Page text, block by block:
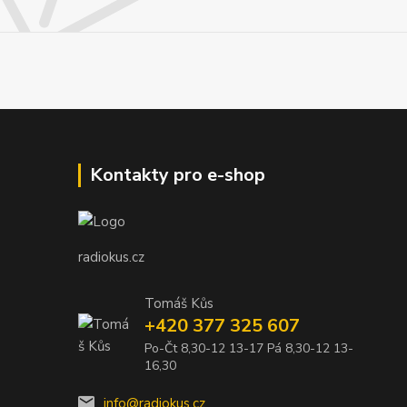
Kontakty pro e-shop
radiokus.cz
Tomáš Kůs
+420 377 325 607
Po-Čt 8,30-12 13-17 Pá 8,30-12 13-
16,30